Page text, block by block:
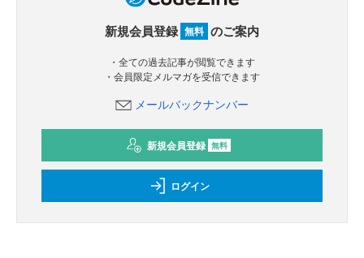
新規会員登録 無料 のご案内
・全ての過去記事が閲覧できます
・会員限定メルマガを受信できます
メールバックナンバー
新規会員登録 無料
ログイン